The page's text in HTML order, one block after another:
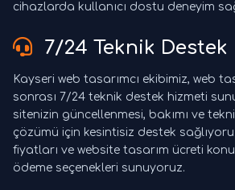
cihazlarda kullanıcı dostu deneyim
7/24 Teknik Destek
Kayseri web tasarımcı ekibimiz, web
sonrası 7/24 teknik destek hizmeti
sitenizin güncellenmesi, bakımı ve
çözümü için kesintisiz destek
fiyatları ve website tasarım ücreti
ödeme seçenekleri sunuyoruz.